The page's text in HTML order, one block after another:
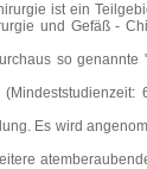
ist ein
und Gefäß -
so genannte
Es wird